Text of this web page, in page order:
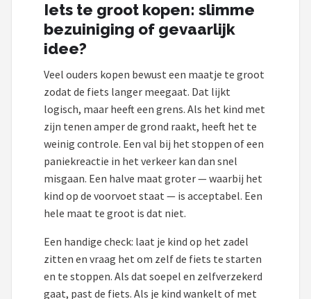
Iets te groot kopen: slimme
bezuiniging of gevaarlijk
idee?
Veel ouders kopen bewust een maatje te groot
zodat de fiets langer meegaat. Dat lijkt
logisch, maar heeft een grens. Als het kind met
zijn tenen amper de grond raakt, heeft het te
weinig controle. Een val bij het stoppen of een
paniekreactie in het verkeer kan dan snel
misgaan. Een halve maat groter — waarbij het
kind op de voorvoet staat — is acceptabel. Een
hele maat te groot is dat niet.
Een handige check: laat je kind op het zadel
zitten en vraag het om zelf de fiets te starten
en te stoppen. Als dat soepel en zelfverzekerd
gaat, past de fiets. Als je kind wankelt of met